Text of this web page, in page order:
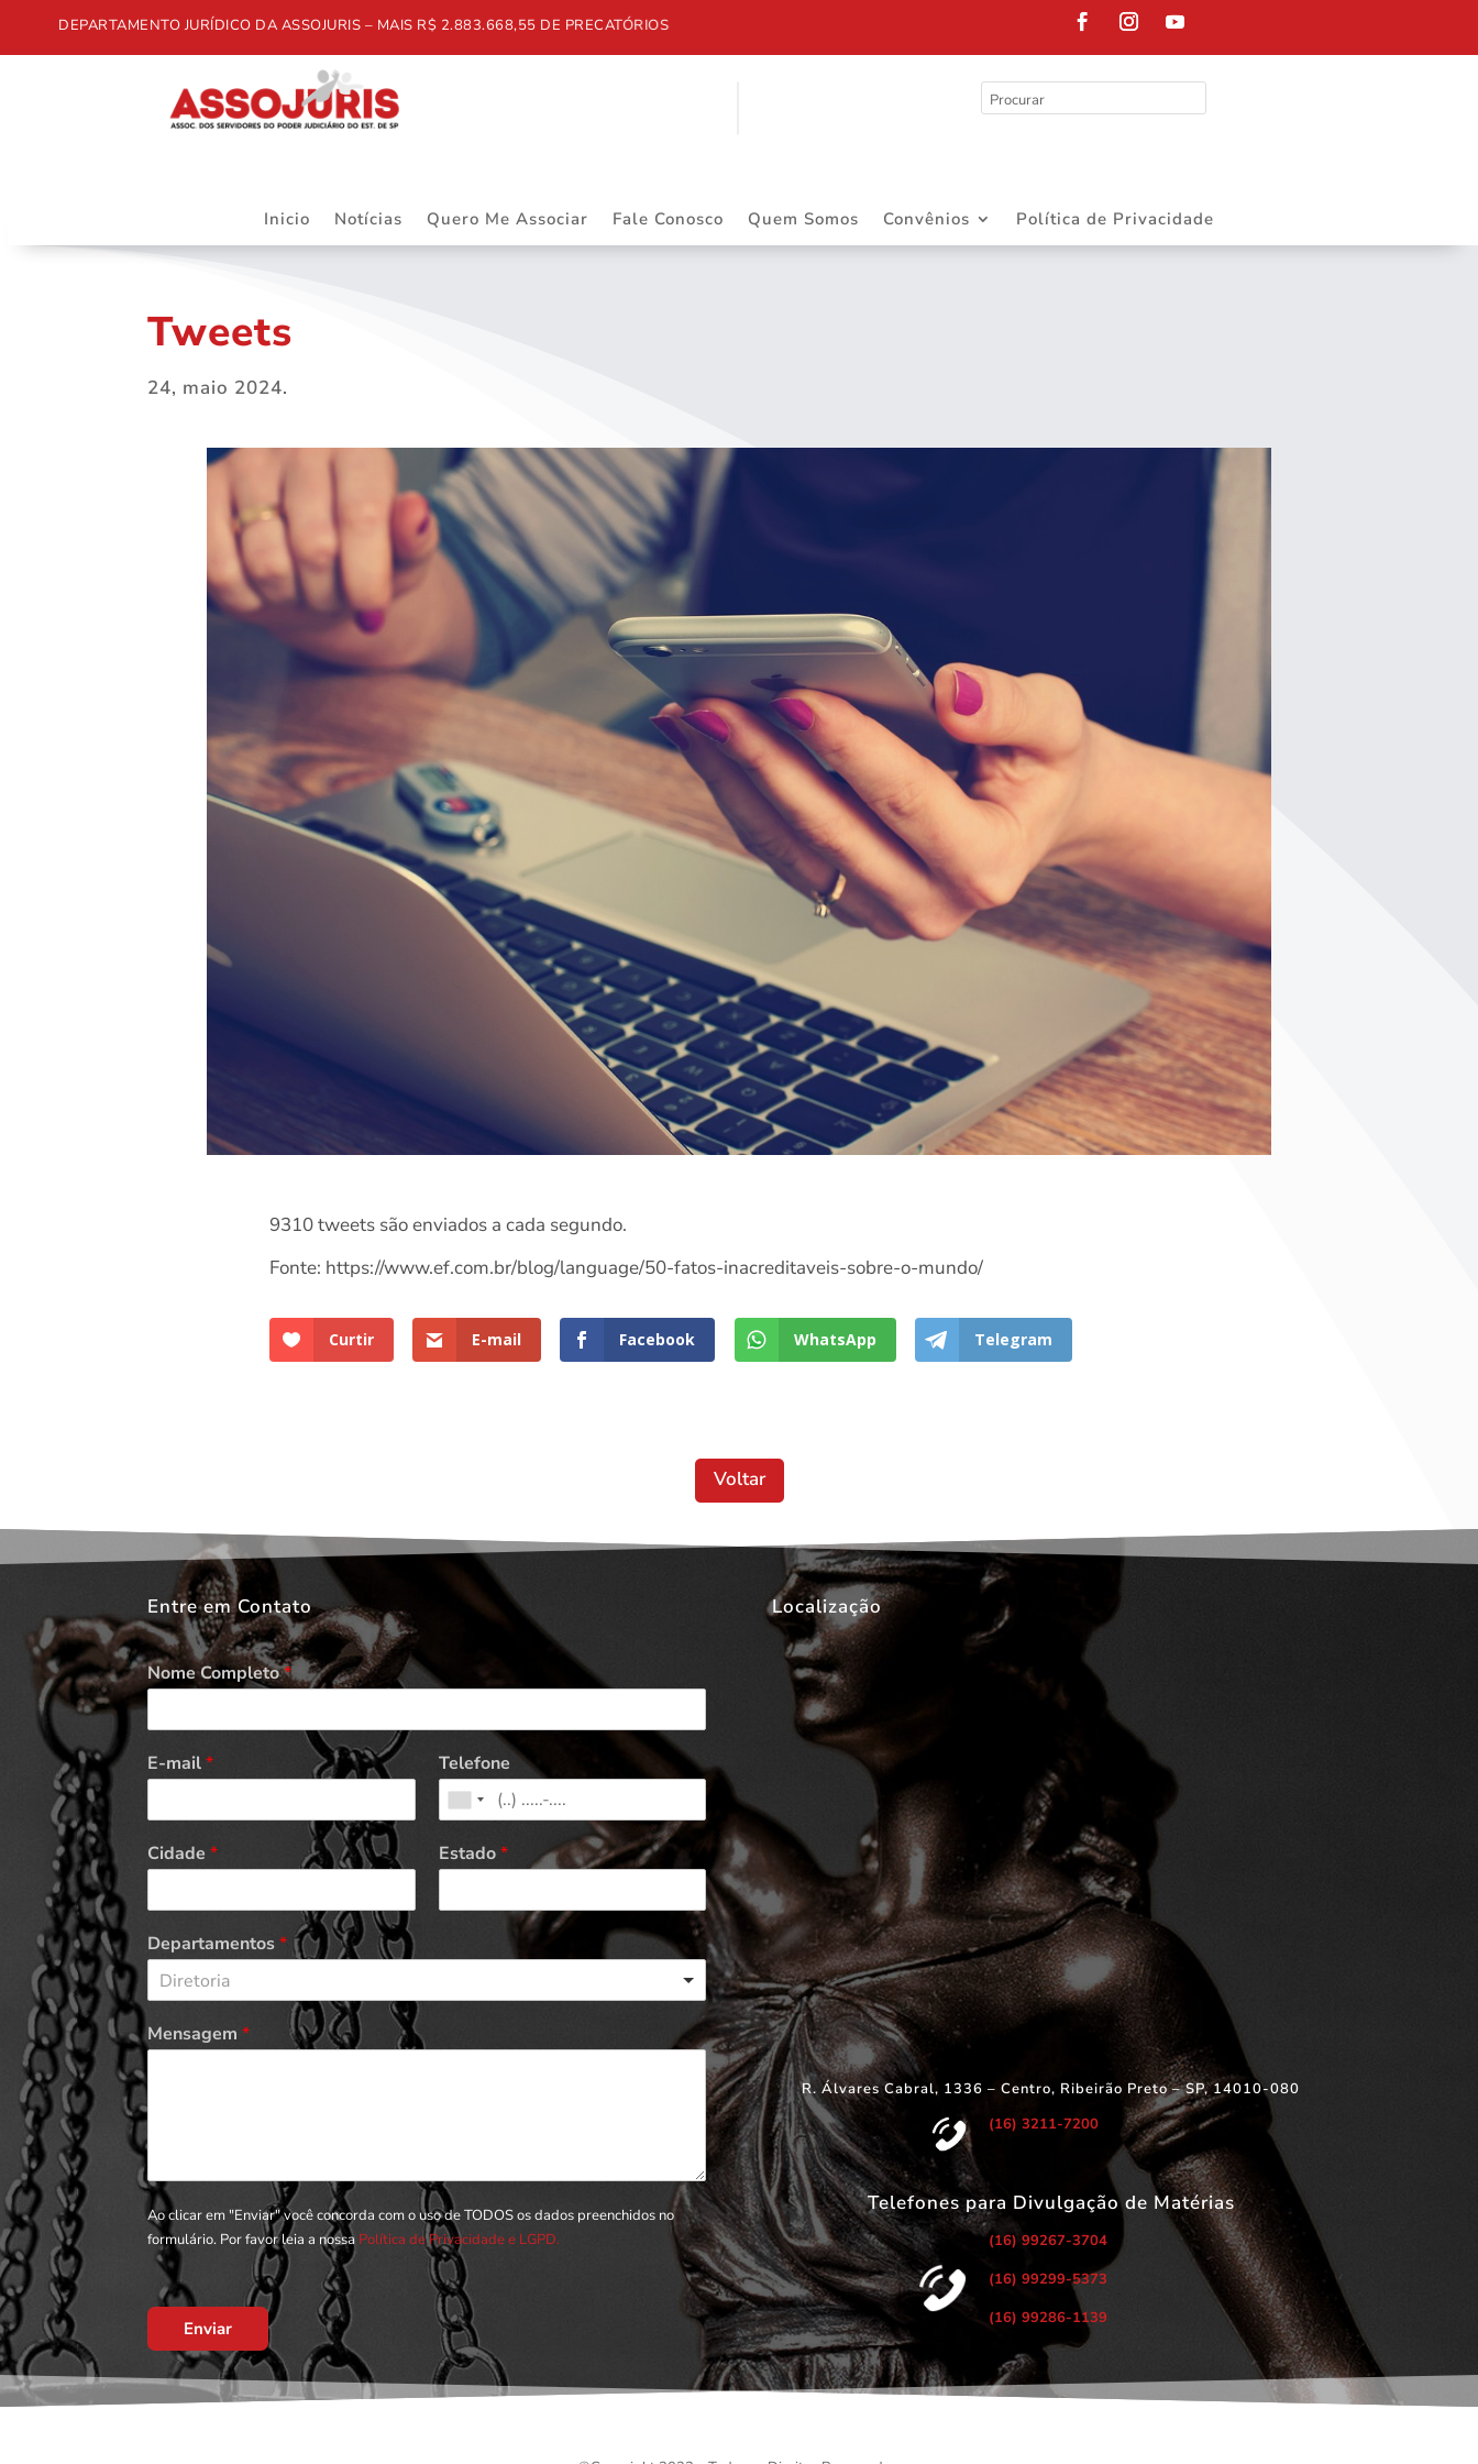
DEPARTAMENTO JURÍDICO DA ASSOJURIS – MAIS R$ 2.883.668,55 DE PRECATÓRIOS
Inicio Notícias Quero Me Associar Fale Conosco Quem Somos Convênios Política de Privacidade
Tweets
24, maio 2024.
9310 tweets são enviados a cada segundo.
Fonte: https://www.ef.com.br/blog/language/50-fatos-inacreditaveis-sobre-o-mundo/
Curtir E-mail Facebook WhatsApp Telegram
Voltar
Entre em Contato
Nome Completo*
E-mail* Telefone
Cidade* Estado*
Departamentos*
Diretoria
Mensagem*
Ao clicar em "Enviar" você concorda com o uso de TODOS os dados preenchidos no
formulário. Por favor leia a nossa Política de Privacidade e LGPD.
Enviar
Localização
R. Álvares Cabral, 1336 – Centro, Ribeirão Preto – SP, 14010-080
(16) 3211-7200
Telefones para Divulgação de Matérias
(16) 99267-3704
(16) 99299-5373
(16) 99286-1139